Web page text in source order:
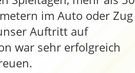
im Auto oder Zug
Auftritt auf
war sehr erfolgreich